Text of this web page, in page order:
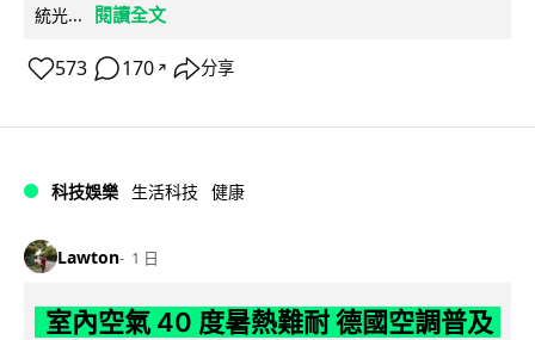
統光...
閱讀全文
573 170 ↗ 分享
科技娛樂 生活科技 健康
Lawton 1 日
室內空氣 40 度暑熱難耐 德國空調普及